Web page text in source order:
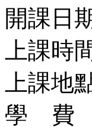
開課日
上課時
上課地
學 費